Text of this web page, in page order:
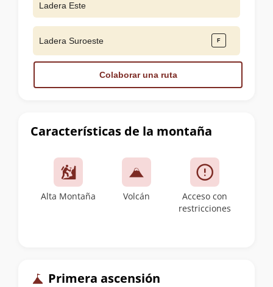
Características de la montaña
Alta Montaña Volcán
Acceso con
restricciones
Primera ascensión
Ladera Este
Ladera Suroeste
Colaborar una ruta